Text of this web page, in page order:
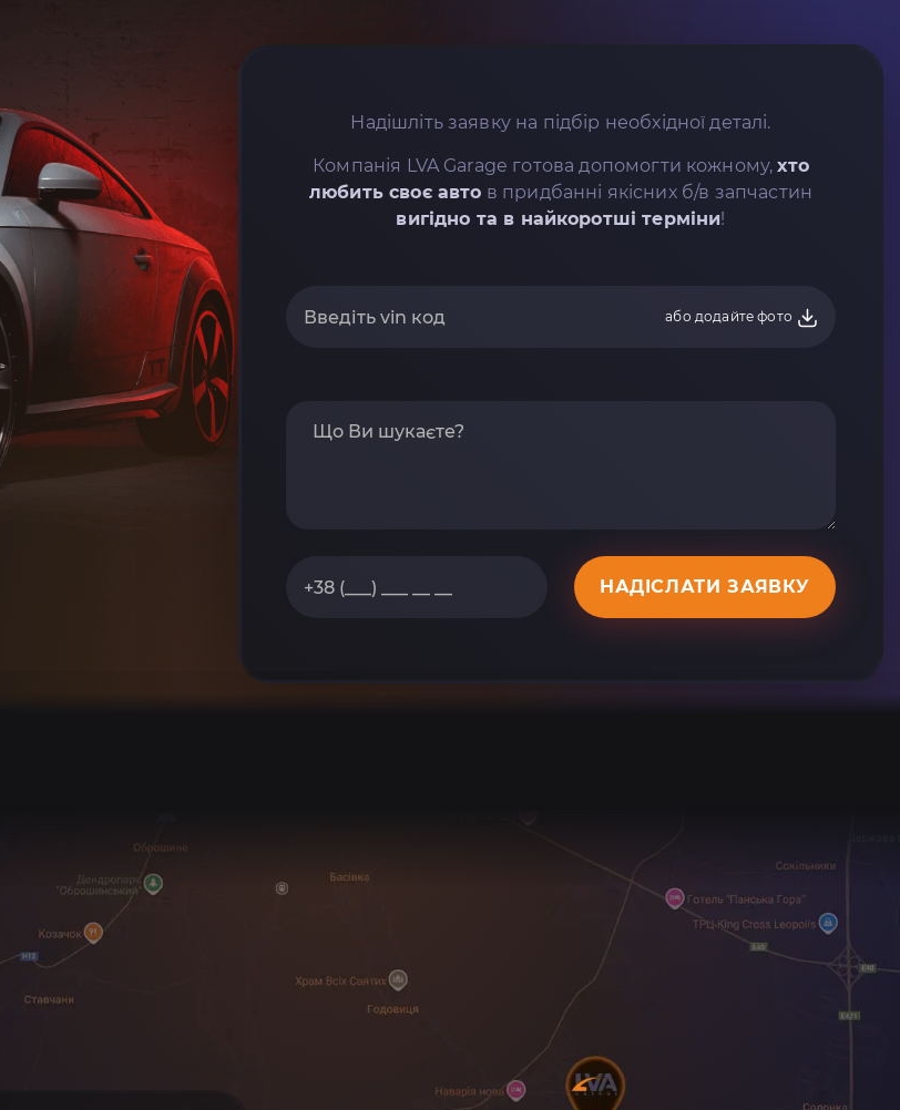
Надішліть заявку на підбір необхідної деталі.
Компанія LVA Garage готова допомогти кожному,хто
любить своє авто в придбанні якісних б/в запчастин
вигідно та в найкоротші терміни!
або додайте фото
НАДІСЛАТИ ЗАЯВКУ